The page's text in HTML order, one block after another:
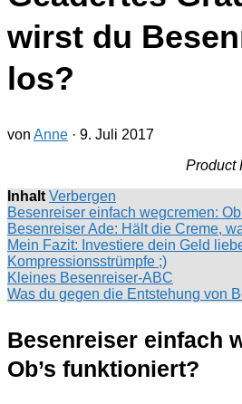
wirst du
los?
von Anne · 9. Juli 2017
Product
Inhalt Verbergen
Besenreiser einfach wegcremen:
Besenreiser Ade: Hält die Creme,
Mein Fazit: Investiere dein Geld
Kompressionsstrümpfe ;)
Kleines Besenreiser-ABC
Was du gegen die Entstehung von
Besenreiser einfach
Ob’s funktioniert?